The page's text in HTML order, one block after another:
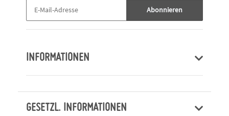
Abonnieren
INFORMATIONEN
GESETZL. INFORMATIONEN